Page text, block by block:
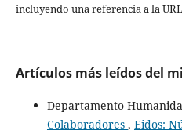
incluyendo una referencia a la
Artículos más leídos del
Departamento
Colaboradores , Eidos: